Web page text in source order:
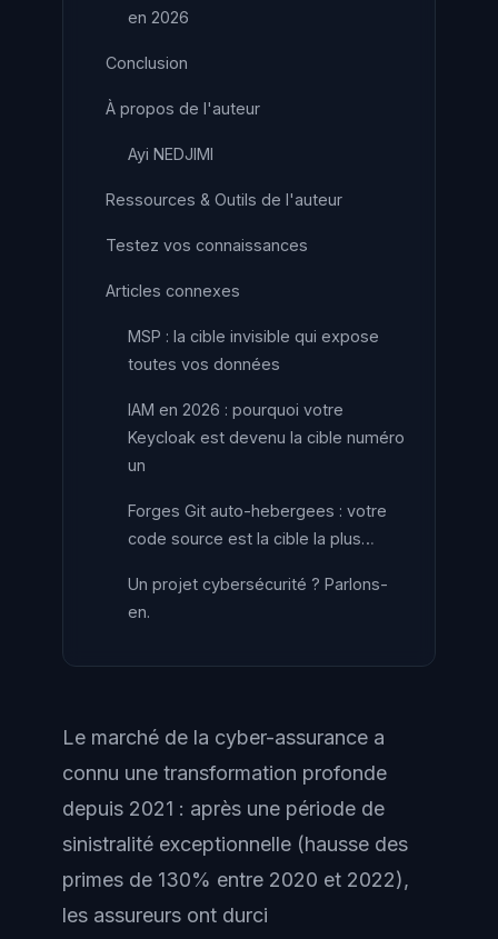
en 2026
Conclusion
À propos de l'auteur
Ayi NEDJIMI
Ressources & Outils de l'auteur
Testez vos connaissances
Articles connexes
MSP : la cible invisible qui expose
toutes vos données
IAM en 2026 : pourquoi votre
Keycloak est devenu la cible numéro
un
Forges Git auto-hebergees : votre
code source est la cible la plus…
Un projet cybersécurité ? Parlons-
en.
Le marché de la cyber-assurance a
connu une transformation profonde
depuis 2021 : après une période de
sinistralité exceptionnelle (hausse des
primes de 130% entre 2020 et 2022),
les assureurs ont durci